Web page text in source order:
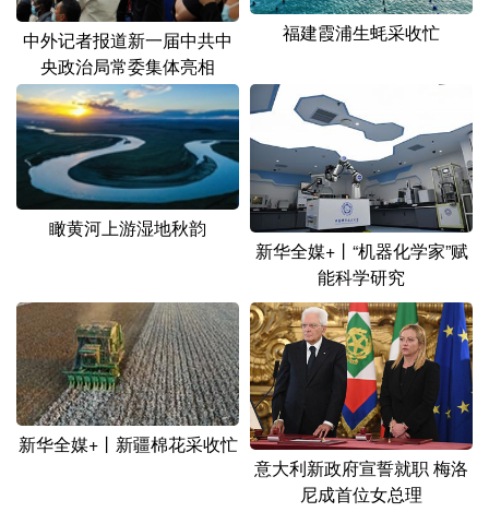
中外记者报道新一届中共中
央政治局常委集体亮相
福建霞浦生蚝采收忙
瞰黄河上游湿地秋韵
新华全媒+丨“机器化学家”赋
能科学研究
新华全媒+丨新疆棉花采收忙
意大利新政府宣誓就职 梅洛
尼成首位女总理